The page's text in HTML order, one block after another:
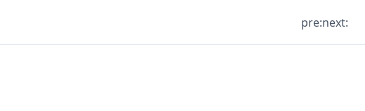
pre:next: